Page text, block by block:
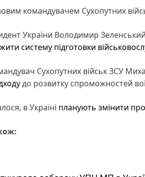
командувачем Сухопутних
України Володимир
систему підготовки
Сухопутних військ ЗСУ
до розвитку спроможностей
в Україні планують змінити